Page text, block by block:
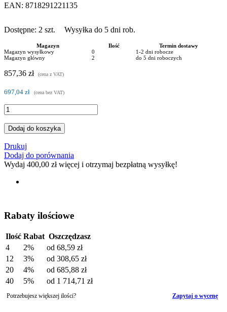
EAN: 8718291221135
Dostępne: 2 szt. Wysyłka do 5 dni rob.
Magazyn Ilość
Termin dostawy
Magazyn wysyłkowy
0
1-2 dni robocze
Magazyn główny
2 do 5 dni roboczych
857,36 zł (cena z VAT)
697,04 zł (cena bez VAT)
Dodaj do koszyka
Drukuj
Dodaj do porównania
Wydaj 400,00 złwięcej i otrzymaj bezpłatną wysyłkę!
Rabaty ilościowe
Ilość Rabat Oszczędzasz
4
2% od 68,59 zł
12
3% od 308,65 zł
20
4% od 685,88 zł
40
5% od 1 714,71 zł
Potrzebujesz większej ilości? Zapytaj o wycenę